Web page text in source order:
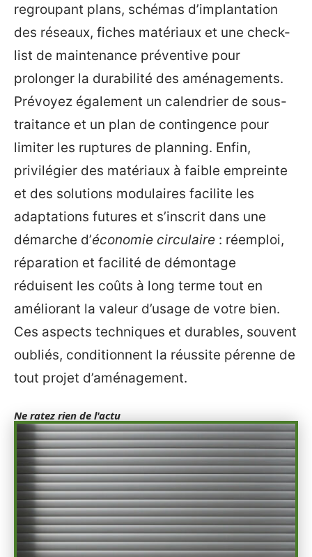
regroupant plans, schémas d’implantation
des réseaux, fiches matériaux et une check-
list de maintenance préventive pour
prolonger la durabilité des aménagements.
Prévoyez également un calendrier de sous-
traitance et un plan de contingence pour
limiter les ruptures de planning. Enfin,
privilégier des matériaux à faible empreinte
et des solutions modulaires facilite les
adaptations futures et s’inscrit dans une
démarche d’économie circulaire : réemploi,
réparation et facilité de démontage
réduisent les coûts à long terme tout en
améliorant la valeur d’usage de votre bien.
Ces aspects techniques et durables, souvent
oubliés, conditionnent la réussite pérenne de
tout projet d’aménagement.
Ne ratez rien de l'actu